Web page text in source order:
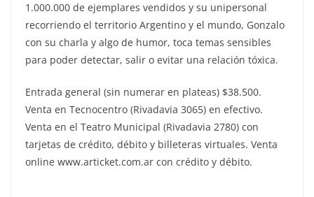
1.000.000 de ejemplares vendidos y su unipersonal
recorriendo el territorio Argentino y el mundo, Gonzalo
con su charla y algo de humor, toca temas sensibles
para poder detectar, salir o evitar una relación tóxica.
Entrada general (sin numerar en plateas) $38.500.
Venta en Tecnocentro (Rivadavia 3065) en efectivo.
Venta en el Teatro Municipal (Rivadavia 2780) con
tarjetas de crédito, débito y billeteras virtuales. Venta
online www.articket.com.ar con crédito y débito.